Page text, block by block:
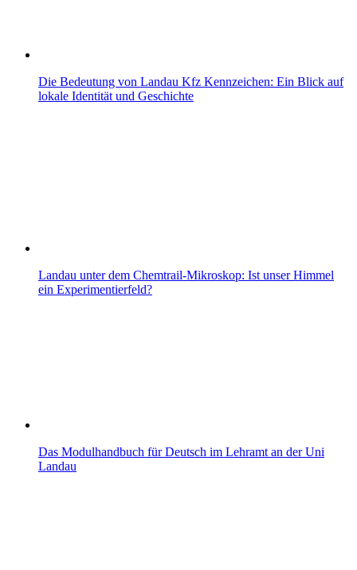
Die Bedeutung von Landau Kfz Kennzeichen: Ein Blick auf
lokale Identität und Geschichte
Landau unter dem Chemtrail-Mikroskop: Ist unser Himmel
ein Experimentierfeld?
Das Modulhandbuch für Deutsch im Lehramt an der Uni
Landau